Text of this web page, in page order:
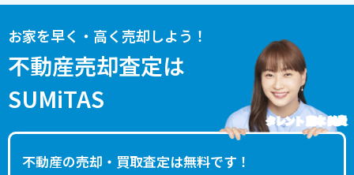
お家を早く・高く売却しよう！
不動産売却査定は
SUMiTAS
不動産の売却・買取査定は無料です！
タレント 藤本 美貴